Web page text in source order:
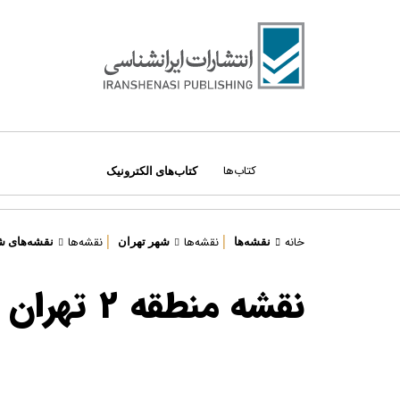
کتاب‌ها
دسته‌بندی کتاب‌ها:
همه کتاب‌ها
کتاب‌های الکترونیک
درباره ما
قوانین سایت
خانه نقشه‌ها | نقشه‌ها شهر تهران | نقشه‌ها نقشه‌های
نقشه منطقه 2 تهران